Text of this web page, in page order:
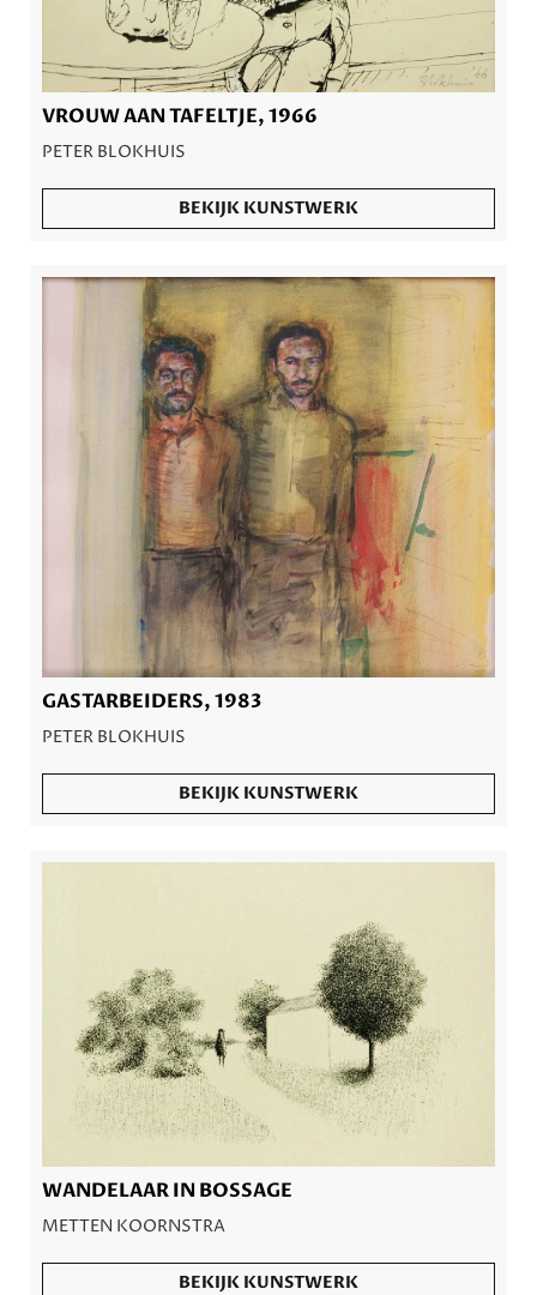
VROUW AAN TAFELTJE, 1966
PETER BLOKHUIS
BEKIJK KUNSTWERK
GASTARBEIDERS, 1983
PETER BLOKHUIS
BEKIJK KUNSTWERK
WANDELAAR IN BOSSAGE
METTEN KOORNSTRA
BEKIJK KUNSTWERK